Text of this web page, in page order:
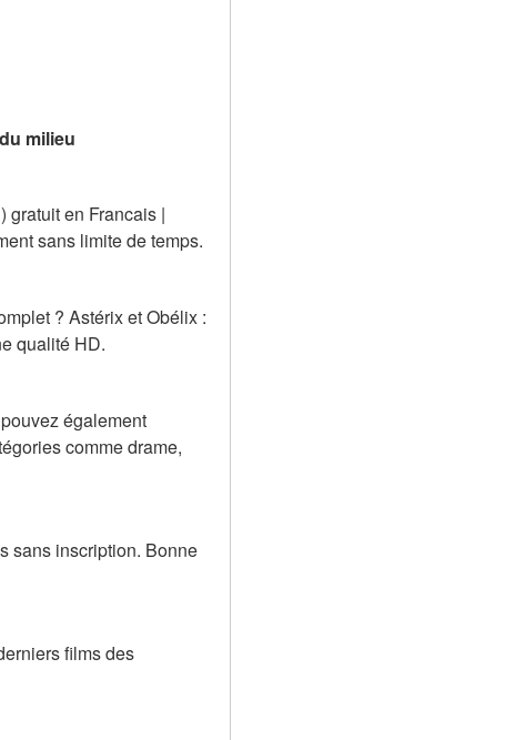
milieu
gratuit en Francais |
sans limite de temps.
? Astérix et Obélix :
qualité HD.
également
comme drame,
sans inscription. Bonne
films des